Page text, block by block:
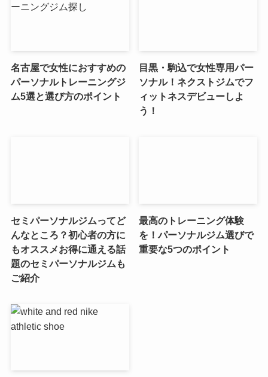
名古屋で女性におすすめの
パーソナルトレーニングジ
ム5選と選び方のポイント
目黒・駒込で女性専用パー
ソナル！ネクストジムでフ
ィットネスデビューしよ
う！
セミパーソナルジムってど
んなところ？初心者の方に
もオススメお得に通える話
題のセミパーソナルジムも
ご紹介
最高のトレーニング体験
を！パーソナルジム選びで
重要な5つのポイント